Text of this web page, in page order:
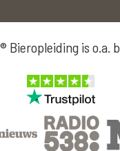
Bieropleiding is o.a.